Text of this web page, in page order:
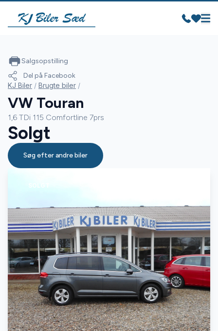
SOLGT
Salgsopstilling
Del på Facebook
KJ Biler / Brugte biler /
VW Touran
1,6 TDi 115 Comfortline 7prs
Solgt
Søg efter andre biler